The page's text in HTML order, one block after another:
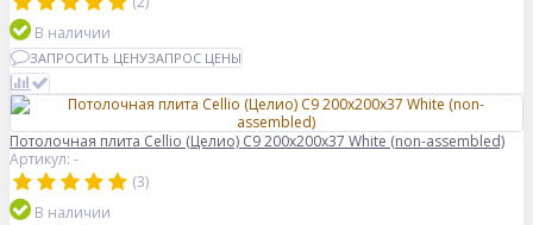
В наличии
ЗАПРОСИТЬ ЦЕНУЗАПРОС ЦЕНЫ
Потолочная плита Cellio (Целио) C9 200x200x37 White (non-assembled)
Артикул: -
(3)
В наличии